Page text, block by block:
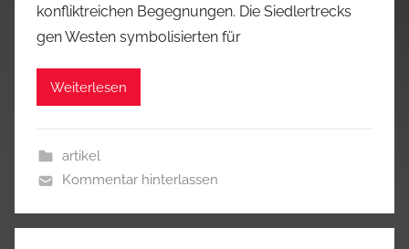
konfliktreichen Begegnungen. Die Siedlertrecks
gen Westen symbolisierten für
Weiterlesen
artikel
Kommentar hinterlassen